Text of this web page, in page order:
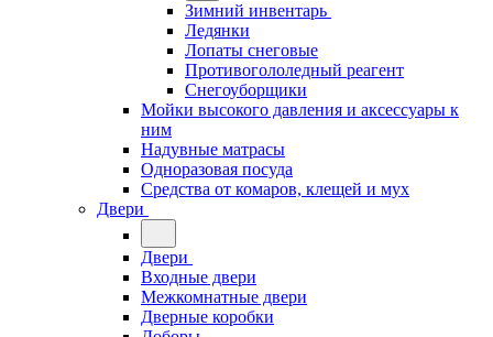
Зимний инвентарь
Ледянки
Лопаты снеговые
Противогололедный реагент
Снегоуборщики
Мойки высокого давления и аксессуары к
ним
Надувные матрасы
Одноразовая посуда
Средства от комаров, клещей и мух
Двери
Двери
Входные двери
Межкомнатные двери
Дверные коробки